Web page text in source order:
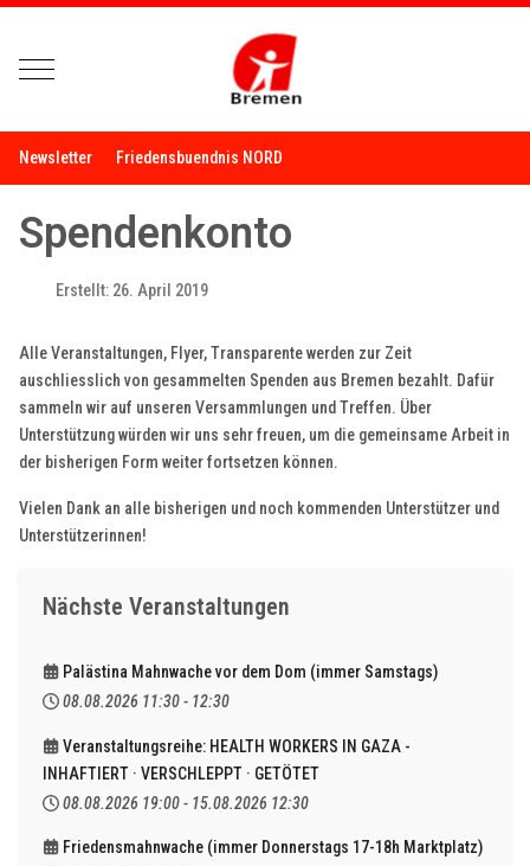
Mobile Menu Toggle
Newsletter Friedensbuendnis NORD
Spendenkonto
Erstellt: 26. April 2019
Alle Veranstaltungen, Flyer, Transparente werden zur Zeit
auschliesslich von gesammelten Spenden aus Bremen bezahlt. Dafür
sammeln wir auf unseren Versammlungen und Treffen. Über
Unterstützung würden wir uns sehr freuen, um die gemeinsame Arbeit in
der bisherigen Form weiter fortsetzen können.
Vielen Dank an alle bisherigen und noch kommenden Unterstützer und
Unterstützerinnen!
Nächste Veranstaltungen
Palästina Mahnwache vor dem Dom (immer Samstags)
08.08.2026 11:30 - 12:30
Veranstaltungsreihe: HEALTH WORKERS IN GAZA -
INHAFTIERT · VERSCHLEPPT · GETÖTET
08.08.2026 19:00 - 15.08.2026 12:30
Friedensmahnwache (immer Donnerstags 17-18h Marktplatz)